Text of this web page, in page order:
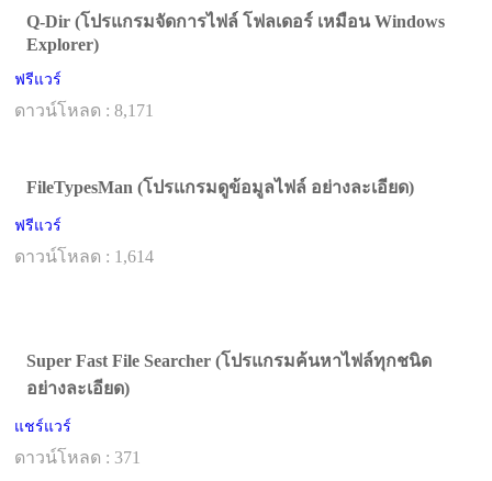
Q-Dir (โปรแกรมจัดการไฟล์ โฟลเดอร์ เหมือน Windows
Explorer)
ฟรีแวร์
ดาวน์โหลด : 8,171
FileTypesMan (โปรแกรมดูข้อมูลไฟล์ อย่างละเอียด)
ฟรีแวร์
ดาวน์โหลด : 1,614
Super Fast File Searcher (โปรแกรมค้นหาไฟล์ทุกชนิด
อย่างละเอียด)
แชร์แวร์
ดาวน์โหลด : 371